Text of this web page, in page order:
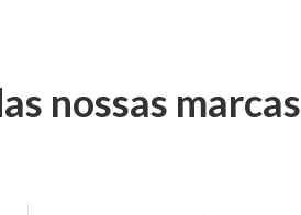
nossas marcas